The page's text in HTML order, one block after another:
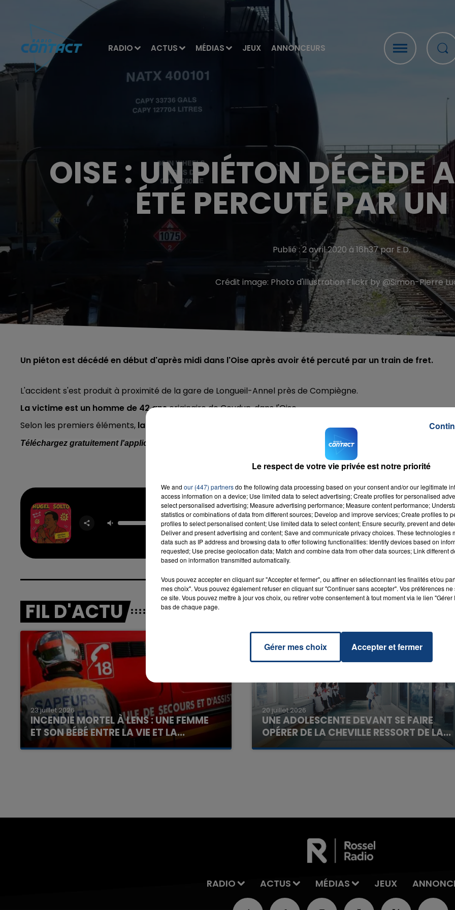
RADIO ACTUS MÉDIAS JEUX ANNONCEURS
OISE : UN PIÉTON DÉCÈDE
ÉTÉ PERCUTÉ PAR
Publié : 2 avril 2020 à 16h37 par E.D.
Crédit image: Photo d'illustration Flickr by @Simon-Pierre
Un piéton est décédé en début d'après midi dans l'Oise après avoir été percuté par un train de fret.
L'accident s'est produit à proximité de la gare de Longueil-Annel près de Compiègne.
La victime est un homme de 42 ansoriginaire de Coudun, dans l'Oise.
Selon les premiers éléments, la piste du suicide est privilégiée
Téléchargez gratuitement l'application Contact FM sur
Jamaican
HUGEL &
SOLTO
RADIO CONTACT
FIL D'ACTU
23 juillet 2026
INCENDIE MORTEL À LENS : UNE FEMME
ET SON BÉBÉ ENTRE LA VIE ET LA...
Un homme s'est immolé par le feu après avoir
20 juillet 2026
UNE ADOLESCENTE DEVANT SE FAIRE
OPÉRER DE LA CHEVILLE RESSORT DE LA...
La famille a porté plainte contre la clinique qui a
RADIO ACTUS MÉDIAS JEUX
Le respect de votre vie privée est notre priorité
We and our (447) partnersdo the following data processing based on your consent and/or our legitimate
access information on a device; Use limited data to select advertising; Create profiles for personalised
select personalised advertising; Measure advertising performance; Measure content performance;
statistics or combinations of data from different sources; Develop and improve services; Create profiles to
profiles to select personalised content; Use limited data to select content; Ensure security, prevent and
Deliver and present advertising and content; Save and communicate privacy choices. These technologies
data such as IP address and browsing data to offer following functionalities: Identify devices based on
requested; Use precise geolocation data; Match and combine data from other data sources; Link different
based on information transmitted automatically.
Vous pouvez accepter en cliquant sur "Accepter et fermer", ou affiner en sélectionnant les finalités et/ou
mes choix". Vous pouvez également refuser en cliquant sur "Continuer sans accepter". Vos préférences
ce site. Vous pouvez mettre à jour vos choix, ou retirer votre consentement à tout moment via le lien
bas de chaque page.
Gérer mes choix Accepter et fermer